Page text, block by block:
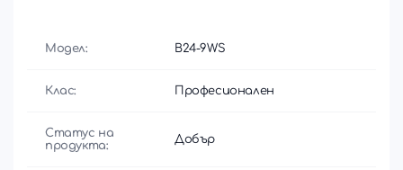
Модел: B24-9WS
Клас: Професионален
Статус на
продукта:
Добър